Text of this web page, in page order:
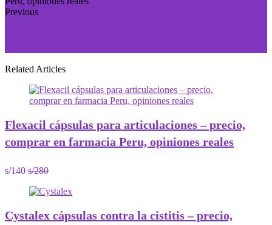
Previous
Related Articles
Flexacil cápsulas para articulaciones – precio,
comprar en farmacia Peru, opiniones reales
s/140 s/280
Cystalex cápsulas contra la cistitis – precio,